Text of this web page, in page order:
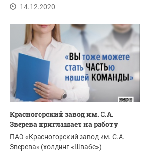
что свой выбор...
14.12.2020
Красногорский завод им. С.А.
Зверева приглашает на работу
ПАО «Красногорский завод им. С.А.
Зверева» (холдинг «Швабе»)